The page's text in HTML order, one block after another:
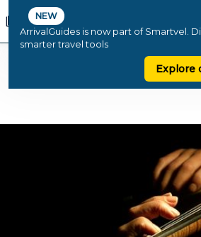
NEW
ArrivalGuides is now part of Smartvel.
smarter travel tools
Explore